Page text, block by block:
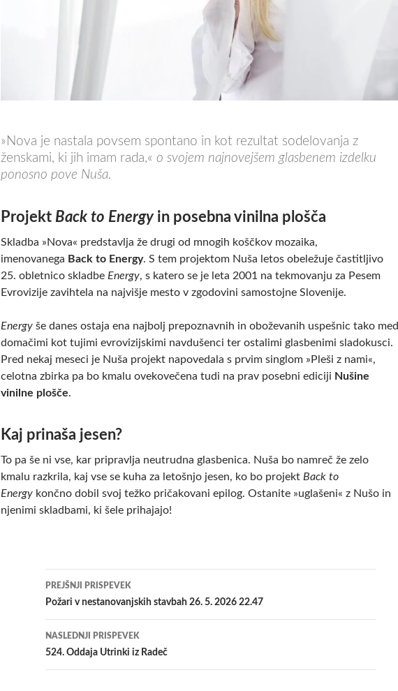
»Nova je nastala povsem spontano in kot rezultat sodelovanja z
ženskami, ki jih imam rada,« o svojem najnovejšem glasbenem izdelku
ponosno pove Nuša.
Projekt Back to Energyin posebna vinilna plošča
Skladba »Nova« predstavlja že drugi od mnogih koščkov mozaika,
imenovanega Back to Energy. S tem projektom Nuša letos obeležuje častitljivo
25. obletnico skladbe Energy, s katero se je leta 2001 na tekmovanju za Pesem
Evrovizije zavihtela na najvišje mesto v zgodovini samostojne Slovenije.
Energy še danes ostaja ena najbolj prepoznavnih in oboževanih uspešnic tako med
domačimi kot tujimi evrovizijskimi navdušenci ter ostalimi glasbenimi sladokusci.
Pred nekaj meseci je Nuša projekt napovedala s prvim singlom »Pleši z nami«,
celotna zbirka pa bo kmalu ovekovečena tudi na prav posebni ediciji Nušine
vinilne plošče.
Kaj prinaša jesen?
To pa še ni vse, kar pripravlja neutrudna glasbenica. Nuša bo namreč že zelo
kmalu razkrila, kaj vse se kuha za letošnjo jesen, ko bo projekt Back to
Energy končno dobil svoj težko pričakovani epilog. Ostanite »uglašeni« z Nušo in
njenimi skladbami, ki šele prihajajo!
Krmarjenje
po
prispevkih
PREJŠNJI PRISPEVEK
Požari v nestanovanjskih stavbah 26. 5. 2026 22.47
NASLEDNJI PRISPEVEK
524. Oddaja Utrinki iz Radeč